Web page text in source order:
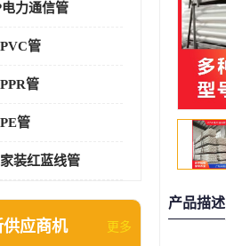
力通信管
管
管
管
装红蓝线管
供应商机 更多
产品描述